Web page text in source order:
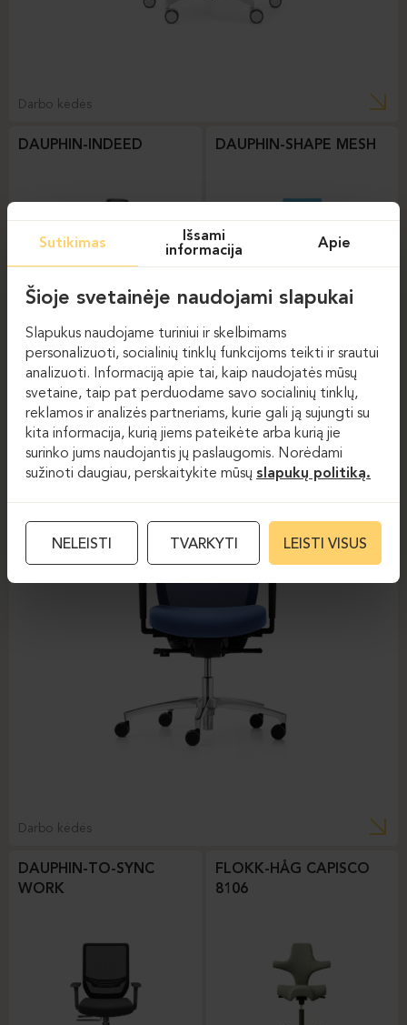
Darbo kėdės
DAUPHIN-INDEED
Darbo kėdės
DAUPHIN-SHAPE MESH
Darbo kėdės
DAUPHIN-STILO
Darbo kėdės
DAUPHIN-TO-SYNC
WORK
FLOKK-HÅG CAPISCO
8106
Sutikimas
Išsami
informacija
Apie
Šioje svetainėje naudojami slapukai
Slapukus naudojame turiniui ir skelbimams
personalizuoti, socialinių tinklų funkcijoms teikti ir srautui
analizuoti. Informaciją apie tai, kaip naudojatės mūsų
svetaine, taip pat perduodame savo socialinių tinklų,
reklamos ir analizės partneriams, kurie gali ją sujungti su
kita informacija, kurią jiems pateikėte arba kurią jie
surinko jums naudojantis jų paslaugomis. Norėdami
sužinoti daugiau, perskaitykite mūsų slapukų politiką.
NELEISTI TVARKYTI LEISTI VISUS